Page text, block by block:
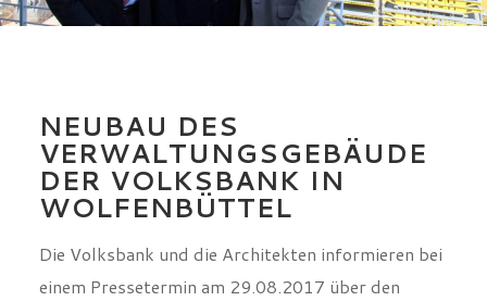
NEUBAU DES
VERWALTUNGSGEBÄUDE
DER VOLKSBANK IN
WOLFENBÜTTEL
Die Volksbank und die Architekten informieren bei
einem Pressetermin am 29.08.2017 über den